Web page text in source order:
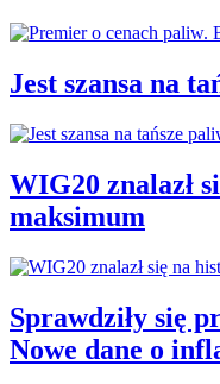
Jest szansa na
WIG20 znalazł
maksimum
Sprawdziły się
Nowe dane o